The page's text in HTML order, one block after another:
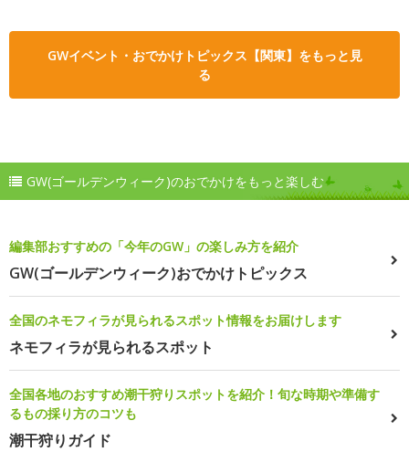
GWイベント・おでかけトピックス【関東】をもっと見
る
GW(ゴールデンウィーク)のおでかけをもっと楽しむ
編集部おすすめの「今年のGW」の楽しみ方を紹介
GW(ゴールデンウィーク)おでかけトピックス
全国のネモフィラが見られるスポット情報をお届けします
ネモフィラが見られるスポット
全国各地のおすすめ潮干狩りスポットを紹介！旬な時期や準備す
るもの採り方のコツも
潮干狩りガイド